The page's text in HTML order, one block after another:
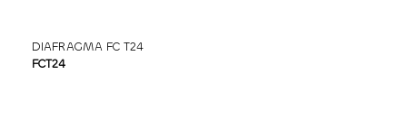
DIAFRAGMA FC T24
FCT24